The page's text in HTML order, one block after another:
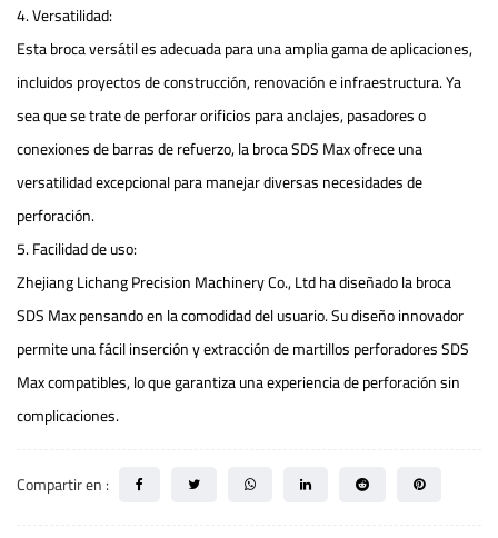
4. Versatilidad:
Esta broca versátil es adecuada para una amplia gama de aplicaciones,
incluidos proyectos de construcción, renovación e infraestructura. Ya
sea que se trate de perforar orificios para anclajes, pasadores o
conexiones de barras de refuerzo, la broca SDS Max ofrece una
versatilidad excepcional para manejar diversas necesidades de
perforación.
5. Facilidad de uso:
Zhejiang Lichang Precision Machinery Co., Ltd ha diseñado la broca
SDS Max pensando en la comodidad del usuario. Su diseño innovador
permite una fácil inserción y extracción de martillos perforadores SDS
Max compatibles, lo que garantiza una experiencia de perforación sin
complicaciones.
Compartir en :